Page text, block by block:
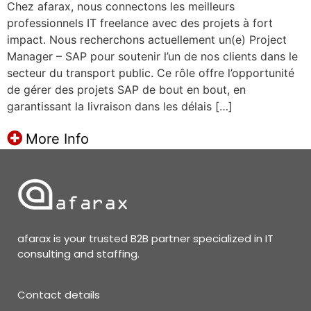
Chez afarax, nous connectons les meilleurs
professionnels IT freelance avec des projets à fort
impact. Nous recherchons actuellement un(e) Project
Manager – SAP pour soutenir l’un de nos clients dans le
secteur du transport public. Ce rôle offre l’opportunité
de gérer des projets SAP de bout en bout, en
garantissant la livraison dans les délais […]
More Info
afarax is your trusted B2B partner specialized in IT
consulting and staffing.
Contact details